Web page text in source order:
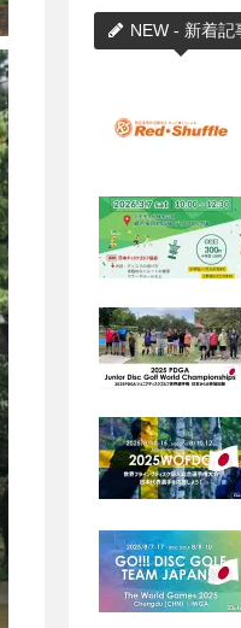
NEW - 新着記